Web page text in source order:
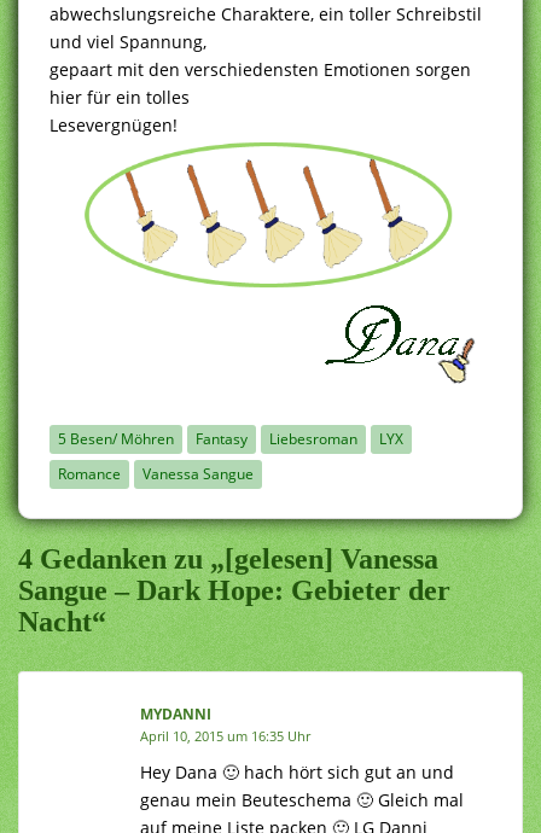
abwechslungsreiche Charaktere, ein toller Schreibstil
und viel Spannung,
gepaart mit den verschiedensten Emotionen sorgen
hier für ein tolles
Lesevergnügen!
5 Besen/ Möhren Fantasy Liebesroman
LYX
Romance
Vanessa Sangue
4 Gedanken zu „[gelesen] Vanessa
Sangue – Dark Hope: Gebieter der
Nacht“
MYDANNI
April 10, 2015 um 16:35 Uhr
Hey Dana 🙂 hach hört sich gut an und
genau mein Beuteschema 🙂 Gleich mal
auf meine Liste packen 🙂 LG Danni